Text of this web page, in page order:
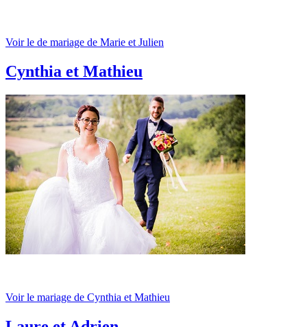
Voir le de mariage de Marie et Julien
Cynthia et Mathieu
Voir le mariage de Cynthia et Mathieu